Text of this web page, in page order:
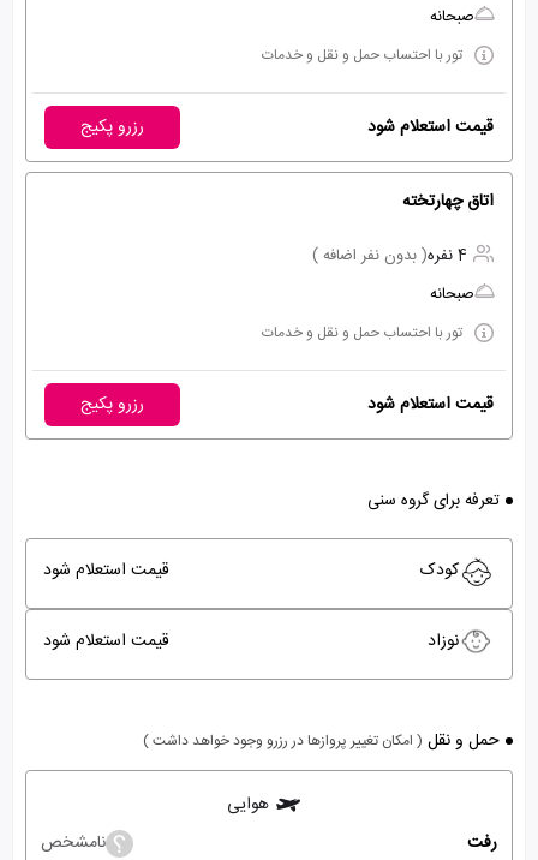
صبحانه
تور با احتساب حمل و نقل و خدمات
قیمت استعلام شود رزرو پکیج
اتاق چهارتخته
4 نفره
( بدون نفر اضافه )
صبحانه
تور با احتساب حمل و نقل و خدمات
قیمت استعلام شود رزرو پکیج
تعرفه برای گروه سنی
کودک قیمت استعلام شود
نوزاد قیمت استعلام شود
حمل و نقل ( امکان تغییر پروازها در رزرو وجود خواهد داشت )
هوایی
رفت
نامشخص